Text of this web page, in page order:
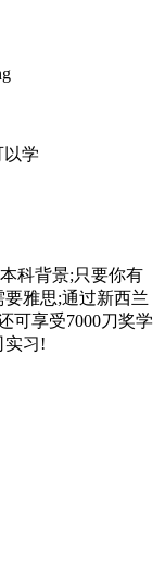
学
科背景;只要你有
雅思;通过新西兰
可享受7000刀奖学
实习!